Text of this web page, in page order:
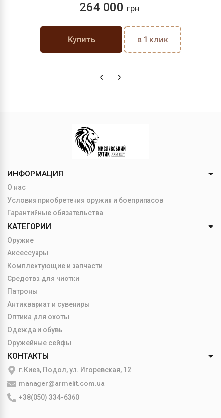
264 000 грн
Купить в 1 клик
ИНФОРМАЦИЯ
О нас
Условия приобретения оружия и боеприпасов
Гарантийные обязательства
КАТЕГОРИИ
Оружие
Аксессуары
Комплектующие и запчасти
Средства для чистки
Патроны
Антиквариат и сувениры
Оптика для охоты
Одежда и обувь
Оружейные сейфы
КОНТАКТЫ
г.Киев, Подол, ул. Игоревская, 12
manager@armelit.com.ua
+38(050) 334-6360